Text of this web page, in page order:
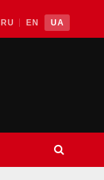
RU EN UA